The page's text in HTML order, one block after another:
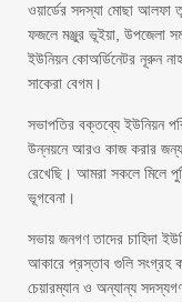
ওয়ার্ডের সদস্যা মোছা আলফা
ফজলে মঞ্জুর ভূইয়া, উপজেলা
ইউনিয়ন কোঅর্ডিনেটর নূরুন
সাকেরা বেগম।
সভাপতির বক্তব্যে ইউনিয়ন
উন্নয়নে আরও কাজ করার
রেখেছি। আমরা সকলে মিলে
ভূগবেনা।
সভায় জনগণ তাদের চাহিদা
আকারে প্রস্তাব গুলি সংগ্রহ
চেয়ারম্যান ও অন্যান্য